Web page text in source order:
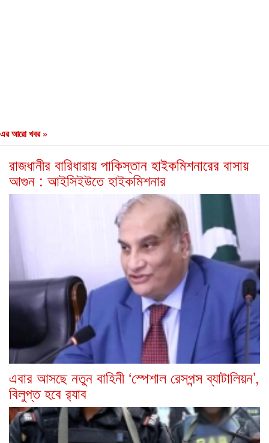
এর আরো খবর »
রাজধানীর বারিধারায় পাকিস্তান হাইকমিশনারের বাসায়
আগুন : আইসিইউতে হাইকমিশনার
এবার আসছে নতুন বাহিনী ‘স্পেশাল রেসপন্স ব্যাটালিয়ন’,
বিলুপ্ত হবে র‍্যাব